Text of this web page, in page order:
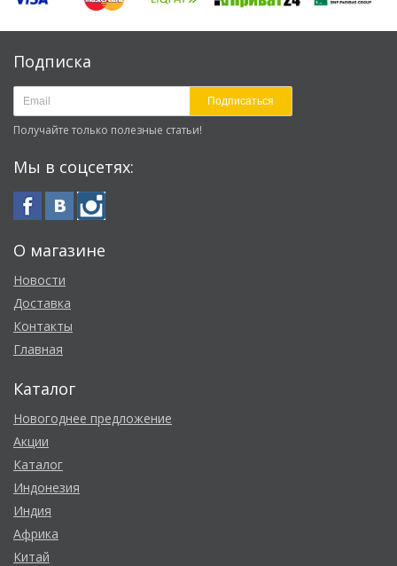
Подписка
Подписаться
Получайте только полезные статьи!
Мы в соцсетях:
О магазине
Новости
Доставка
Контакты
Главная
Каталог
Новогоднее предложение
Акции
Каталог
Индонезия
Индия
Африка
Китай